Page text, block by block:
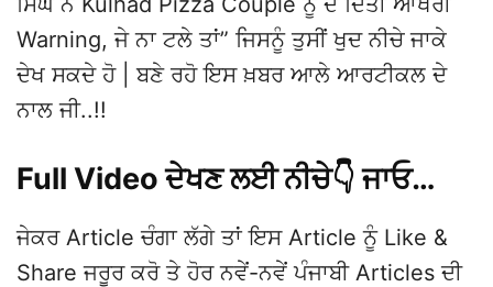
Warning, ਜੇ ਨਾ ਟਲੇ ਤਾਂ” ਜਿਸਨੂੰ ਤੁਸੀਂ ਖੁਦ ਨੀਚੇ ਜਾਕੇ
ਦੇਖ ਸਕਦੇ ਹੋ | ਬਣੇ ਰਹੋ ਇਸ ਖ਼ਬਰ ਆਲੇ ਆਰਟੀਕਲ ਦੇ
ਨਾਲ ਜੀ..!!
Full Video ਦੇਖਣ ਲਈ ਨੀਚੇ👇 ਜਾਓ…
ਜੇਕਰ Article ਚੰਗਾ ਲੱਗੇ ਤਾਂ ਇਸ Article ਨੂੰ Like &
Share ਜਰੂਰ ਕਰੋ ਤੇ ਹੋਰ ਨਵੇਂ-ਨਵੇਂ ਪੰਜਾਬੀ Articles ਦੀ